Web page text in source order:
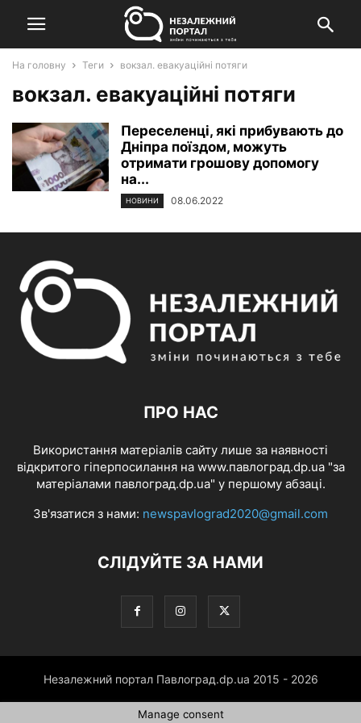
На головну Теги вокзал. евакуаційні потяги
вокзал. евакуаційні потяги
Переселенці, які прибувають до
Дніпра поїздом, можуть
отримати грошову допомогу
на...
НОВИНИ 08.06.2022
ПРО НАС
Використання матеріалів сайту лише за наявності
відкритого гіперпосилання на www.павлоград.dp.ua "за
матеріалами павлоград.dp.ua" у першому абзаці.
Зв'язатися з нами: newspavlograd2020@gmail.com
СЛІДУЙТЕ ЗА НАМИ
Незалежний портал Павлоград.dp.ua 2015 - 2026
Manage consent